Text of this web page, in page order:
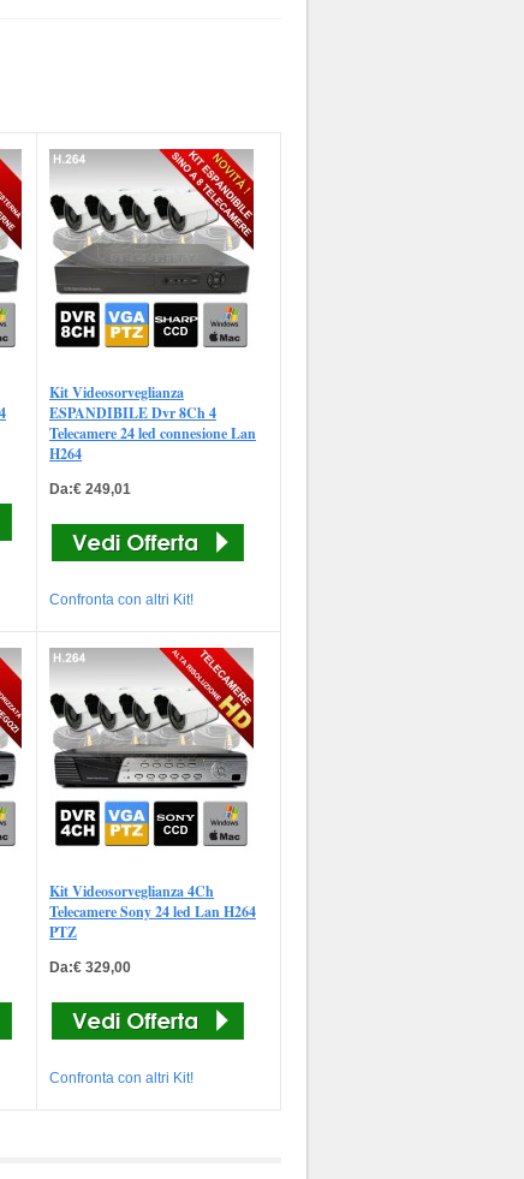
Kit Videosorveglianza
ESPANDIBILE Dvr 8Ch 4
Telecamere 24 led connesione Lan
H264
Da:€ 249,01
Confronta con altri Kit!
Kit Videosorveglianza 4Ch
Telecamere Sony 24 led Lan H264
PTZ
Da:€ 329,00
Confronta con altri Kit!